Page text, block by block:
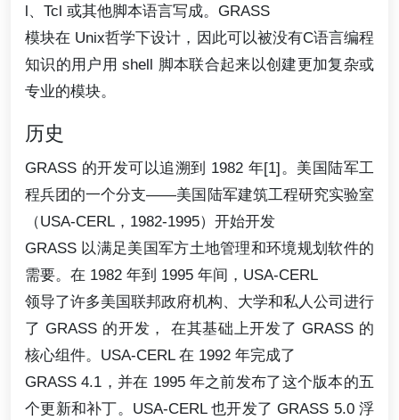
l、Tcl 或其他脚本语言写成。GRASS
模块在 Unix哲学下设计，因此可以被没有C语言编程
知识的用户用 shell 脚本联合起来以创建更加复杂或
专业的模块。
历史
GRASS 的开发可以追溯到 1982 年[1]。美国陆军工
程兵团的一个分支——美国陆军建筑工程研究实验室
（USA-CERL，1982-1995）开始开发
GRASS 以满足美国军方土地管理和环境规划软件的
需要。在 1982 年到 1995 年间，USA-CERL
领导了许多美国联邦政府机构、大学和私人公司进行
了 GRASS 的开发， 在其基础上开发了 GRASS 的
核心组件。USA-CERL 在 1992 年完成了
GRASS 4.1，并在 1995 年之前发布了这个版本的五
个更新和补丁。USA-CERL 也开发了 GRASS 5.0 浮